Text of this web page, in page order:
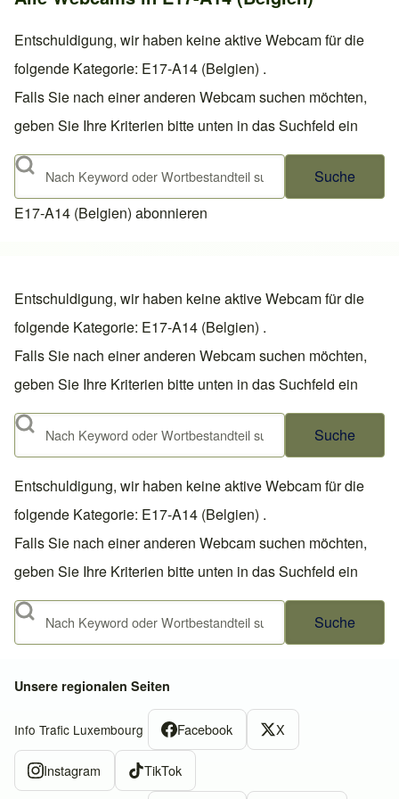
Entschuldigung, wir haben keine aktive Webcam für die
folgende Kategorie: E17-A14 (Belgien) .
Falls Sie nach einer anderen Webcam suchen möchten,
geben Sie Ihre Kriterien bitte unten in das Suchfeld ein
Suche
E17-A14 (Belgien) abonnieren
Entschuldigung, wir haben keine aktive Webcam für die
folgende Kategorie: E17-A14 (Belgien) .
Falls Sie nach einer anderen Webcam suchen möchten,
geben Sie Ihre Kriterien bitte unten in das Suchfeld ein
Suche
Entschuldigung, wir haben keine aktive Webcam für die
folgende Kategorie: E17-A14 (Belgien) .
Falls Sie nach einer anderen Webcam suchen möchten,
geben Sie Ihre Kriterien bitte unten in das Suchfeld ein
Suche
Unsere regionalen Seiten
Info Trafic Luxembourg Facebook X
Instagram TikTok